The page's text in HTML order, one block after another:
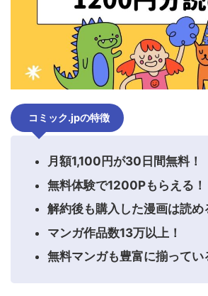
コミック.jpの特徴
月額1,100円が30日間無料！
無料体験で1200Pもらえる！
解約後も購入した漫画は読め
マンガ作品数13万以上！
無料マンガも豊富に揃ってい